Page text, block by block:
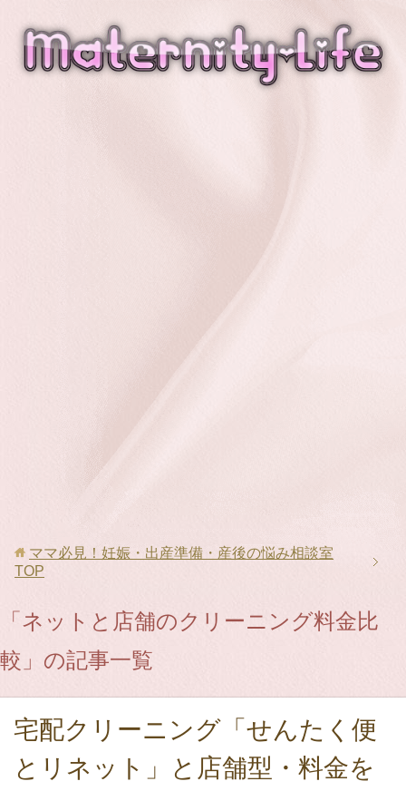
ママ必見！妊娠・出産準備・産後の悩み相談室
TOP
「ネットと店舗のクリーニング料金比
較」の記事一覧
宅配クリーニング「せんたく便
とリネット」と店舗型・料金を